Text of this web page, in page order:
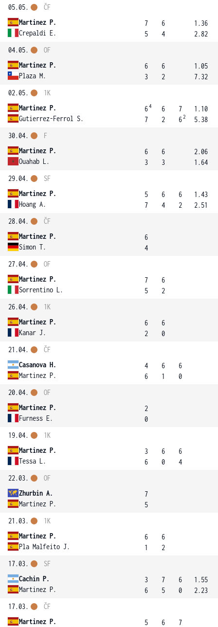
05.05.
Martinez P.
Crepaldi E.
ČF
7
5
6
4
1.36
2.82
04.05.
Martinez P.
Plaza M.
OF
6
3
6
2
1.05
7.32
02.05.
Martinez P.
Gutierrez-Ferrol S.
1K
64
7
6
2
7
62
1.10
5.38
30.04.
Martinez P.
Ouahab L.
F
6
3
6
3
2.06
1.64
29.04.
Martinez P.
Hoang A.
SF
5
7
6
4
6
2
1.43
2.51
28.04.
Martinez P.
Simon T.
ČF
6
4
27.04.
Martinez P.
Sorrentino L.
OF
7
5
6
2
26.04.
Martinez P.
Kanar J.
1K
6
2
6
0
21.04.
Casanova H.
Martinez P.
ČF
4
6
6
1
6
0
20.04.
Martinez P.
Furness E.
OF
2
0
19.04.
Martinez P.
Tessa L.
1K
3
6
6
0
6
4
22.03.
Zhurbin A.
Martinez P.
OF
7
5
21.03.
Martinez P.
Pla Malfeito J.
1K
6
1
6
2
17.03.
Cachin P.
Martinez P.
SF
3
6
7
5
6
0
1.55
2.23
17.03.
Martinez P.
ČF
5
6
7